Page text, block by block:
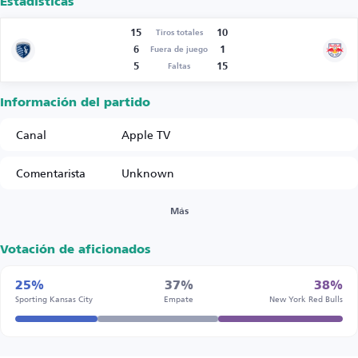
15 Tiros totales
10
6
Fuera de juego
1
5
Faltas 15
Información del partido
Canal
Apple TV
Comentarista
Unknown
Más
Votación de aficionados
25%
Sporting Kansas City
37%
Empate
38%
New York Red Bulls